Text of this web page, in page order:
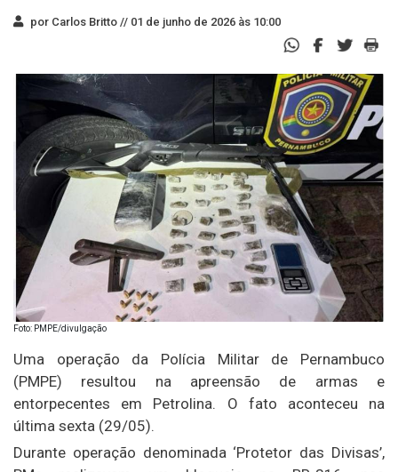
por Carlos Britto // 01 de junho de 2026 às 10:00
Foto: PMPE/divulgação
Uma operação da Polícia Militar de Pernambuco
(PMPE) resultou na apreensão de armas e
entorpecentes em Petrolina. O fato aconteceu na
última sexta (29/05).
Durante operação denominada ‘Protetor das Divisas’,